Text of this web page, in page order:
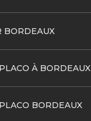
BORDEAUX
À BORDEAUX
BORDEAUX